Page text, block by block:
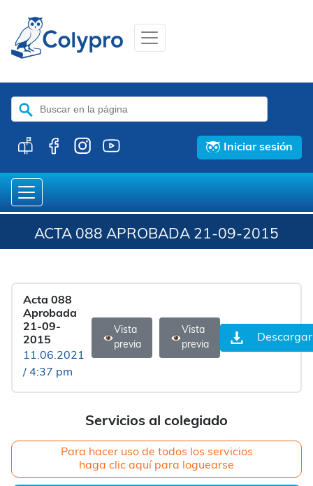
Buscar:
Iniciar sesión
ACTA 088 APROBADA 21-09-2015
Servicios al colegiado
Para hacer uso de todos los servicios
haga clic aquí para loguearse
Acta 088
Aprobada
21-09-
2015
11.06.2021
/ 4:37 pm
Vista
previa
Vista
previa
Descargar